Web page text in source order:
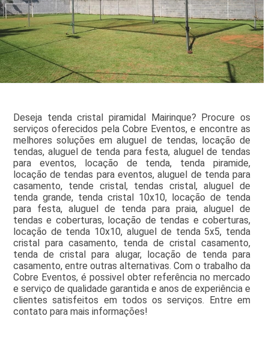
Deseja tenda cristal piramidal Mairinque? Procure os
serviços oferecidos pela Cobre Eventos, e encontre as
melhores soluções em aluguel de tendas, locação de
tendas, aluguel de tenda para festa, aluguel de tendas
para eventos, locação de tenda, tenda piramide,
locação de tendas para eventos, aluguel de tenda para
casamento, tende cristal, tendas cristal, aluguel de
tenda grande, tenda cristal 10x10, locação de tenda
para festa, aluguel de tenda para praia, aluguel de
tendas e coberturas, locação de tendas e coberturas,
locação de tenda 10x10, aluguel de tenda 5x5, tenda
cristal para casamento, tenda de cristal casamento,
tenda de cristal para alugar, locação de tenda para
casamento, entre outras alternativas. Com o trabalho da
Cobre Eventos, é possivel obter referência no mercado
e serviço de qualidade garantida e anos de experiência e
clientes satisfeitos em todos os serviços. Entre em
contato para mais informações!